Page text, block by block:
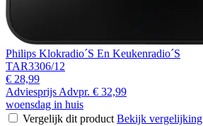
Philips Klokradio´S En Keukenradio´S
TAR3306/12
€ 28,99
Adviesprijs Advpr. € 32,99
woensdag in huis
Vergelijk dit product Bekijk vergelijking